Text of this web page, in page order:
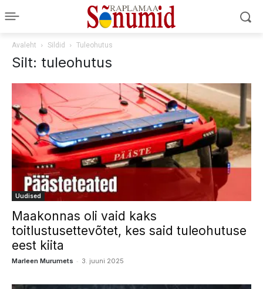
Avaleht Sildid Tuleohutus
Silt: tuleohutus
Uudised
Maakonnas oli vaid kaks
toitlustusettevõtet, kes said tuleohutuse
eest kiita
Marleen Murumets - 3. juuni 2025